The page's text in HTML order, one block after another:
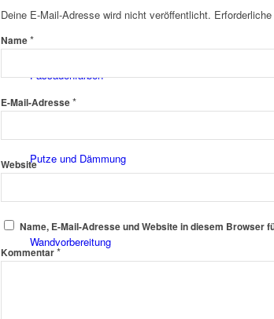
Fassadenfarben
Putze und Dämmung
Wandvorbereitung
Deine E-Mail-Adresse wird nicht veröffentlicht.
Name*
E-Mail-Adresse*
Website
Name, E-Mail-Adresse und Website in diesem Browser
Kommentar*